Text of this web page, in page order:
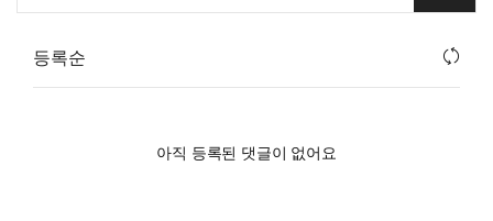
등록순
아직 등록된 댓글이 없어요